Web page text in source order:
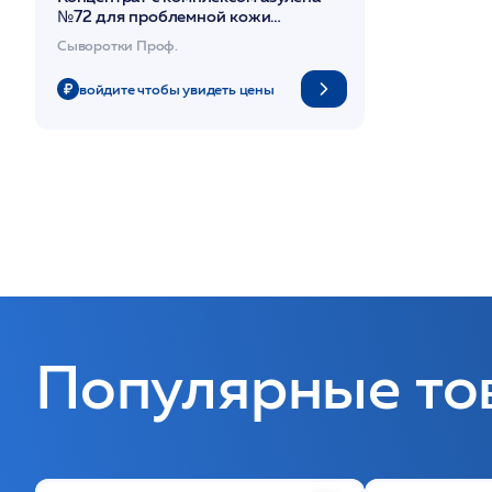
№72 для проблемной кожи
150мл/Azulene Complex Ampoule
72% /HISTOLAB*
Сыворотки Проф.
войдите чтобы увидеть цены
Популярные